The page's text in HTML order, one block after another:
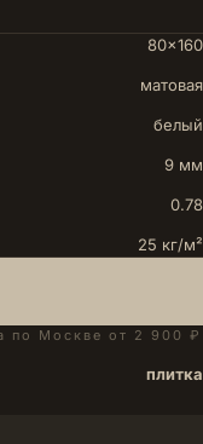
80×160
матовая
белый
9 мм
0.78
25 кг/м²
по Москве от 2 900 ₽
плитка